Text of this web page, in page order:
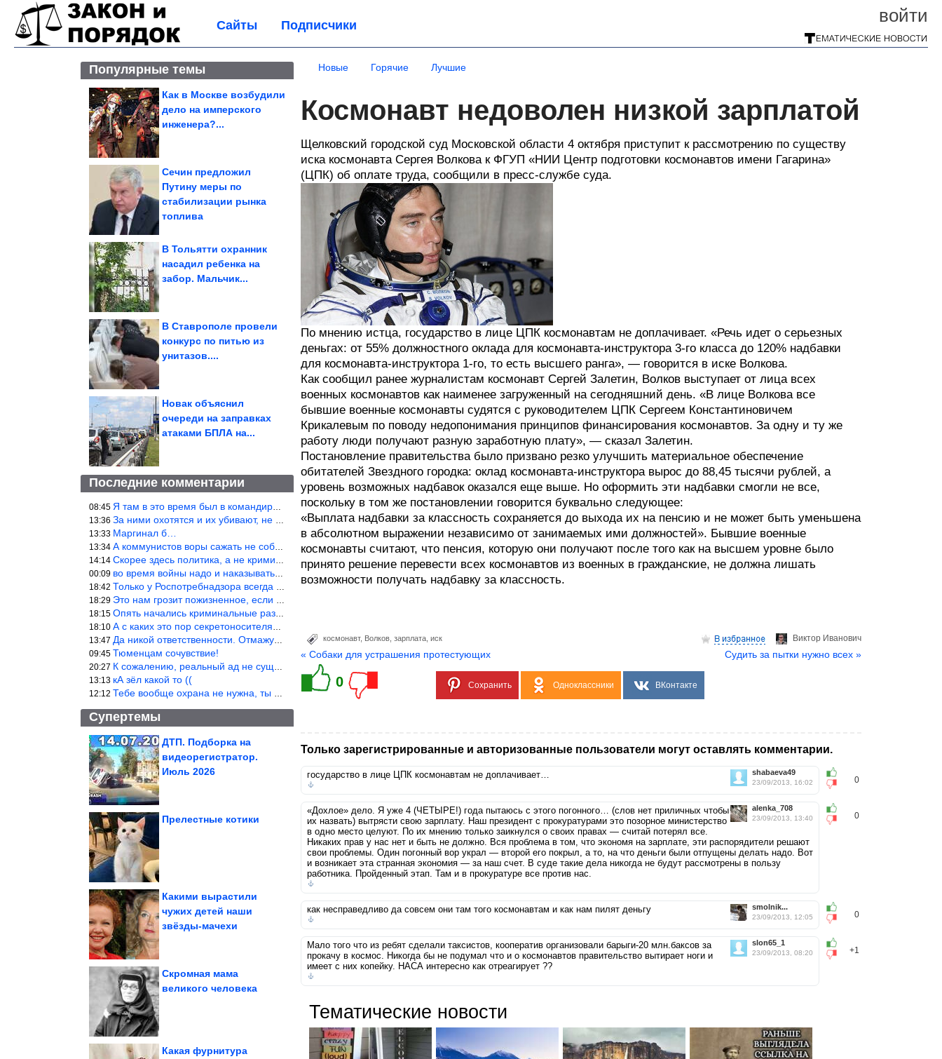
войти
Сайты Подписчики
Популярные темы
Как в Москве возбудили
дело на имперского
инженера?...
Сечин предложил
Путину меры по
стабилизации рынка
топлива
В Тольятти охранник
насадил ребенка на
забор. Мальчик...
В Ставрополе провели
конкурс по питью из
унитазов....
Новак объяснил
очереди на заправках
атаками БПЛА на...
Последние комментарии
08:45 Я там в это время был в командировке.Было, было…
13:36 За ними охотятся и их убивают, не ужели не понял?
13:33 Маргинал б…
13:34 А коммунистов воры сажать не собираются ???
14:14 Скорее здесь политика, а не криминал. Хотя эти два понятия начин
00:09 во время войны надо и наказывать по законам военного времени, а
18:42 Только у Роспотребнадзора всегда и все в порядке! Когда касается
18:29 Это нам грозит пожизненное, если только грозно посмотреть в их с
18:15 Опять начались криминальные разборки аля 90е!
18:10 А с каких это пор секретоносителям положена охрана? Это его зада
13:47 Да никой ответственности. Отмажутся.
09:45 Тюменцам сочувствие!
20:27 К сожалению, реальный ад не существует.
13:13 кА зёл какой то ((
12:12 Тебе вообще охрана не нужна, ты никакой ценности не представляеш
Супертемы
Как и с чем носить
ДТП. Подборка на
видеорегистратор.
Июль 2026
Прелестные котики
Какими вырастили
чужих детей наши
звёзды-мачехи
Скромная мама
великого человека
Какая фурнитура
Новые Горячие Лучшие
Космонавт недоволен низкой зарплатой
Щелковский городской суд Московской области 4 oктября приступит к рассмотрению по существу
иска космонавта Сергея Волкова к ФГУП «НИИ Центр подготовки космонавтов имени Гагарина»
(ЦПК) об оплате труда, сообщили в пресс-службе суда.
По мнению истца, государство в лице ЦПК космонавтам не доплачивает. «Речь идет о серьезных
деньгах: от 55% должностного оклада для космонавта-инструктора 3-го класса до 120% надбавки
для космонавта-инструктора 1-го, то есть высшего ранга», — говорится в иске Волкова.
Как сообщил ранее журналистам космонавт Сергей Залетин, Волков выступает от лица всех
военных космонавтов как наименее загруженный на сегодняшний день. «В лице Волкова все
бывшие военные космонавты судятся с руководителем ЦПК Сергеем Константиновичем
Крикалевым по поводу недопонимания принципов финансирования космонавтов. За одну и ту же
работу люди получают разную заработную плату», — сказал Залетин.
Постановление правительства было призвано резко улучшить материальное обеспечение
обитателей Звездного городка: оклад космонавта-инструктора вырос до 88,45 тысячи рублей, а
уровень возможных надбавок оказался еще выше. Но оформить эти надбавки смогли не все,
поскольку в том же постановлении говорится буквально следующее:
«Выплата надбавки за классность сохраняется до выхода их на пенсию и не может быть уменьшена
в абсолютном выражении независимо от занимаемых ими должностей». Бывшие военные
космонавты считают, что пенсия, которую они получают после того как на высшем уровне было
принято решение перевести всех космонавтов из военных в гражданские, не должна лишать
возможности получать надбавку за классность.
Виктор Иванович
космонавт, Волков зарплата иск
« Собаки для устрашения протестующих Судить за пытки нужно всех »
0 Сохранить Одноклассники ВКонтакте
Только зарегистрированные и авторизованные пользователи могут оставлять комментарии.
0
shabaeva49
23/09/2013, 16:02
государство в лице ЦПК космонавтам не доплачивает…
0
alenka_708
23/09/2013, 13:40
«Дохлое» дело. Я уже 4 (ЧЕТЫРЕ!) года пытаюсь с этого погонного… (слов нет приличных чтобы
их назвать) вытрясти свою зарплату. Наш президент с прокуратурами это позорное министерство
в одно место целуют. По их мнению только заикнулся о своих правах — считай потерял все.
Никаких прав у нас нет и быть не должно. Вся проблема в том, что экономя на зарплате, эти распорядители решают
свои проблемы. Один погонный вор украл — второй его покрыл, а то, на что деньги были отпущены делать надо. Вот
и возникает эта странная экономия — за наш счет. В суде такие дела никогда не будут рассмотрены в пользу
работника. Пройденный этап. Там и в прокуратуре все против нас.
0
smolnik...
23/09/2013, 12:05
как несправедливо да совсем они там того космонавтам и как нам пилят деньгу
+1
slon65_1
23/09/2013, 08:20
Мало того что из ребят сделали таксистов, кооператив организовали барыги-20 млн.баксов за
прокачу в космос. Никогда бы не подумал что и о космонавтов правительство вытирает ноги и
имеет с них копейку. НАСА интересно как отреагирует ??
Тематические новости